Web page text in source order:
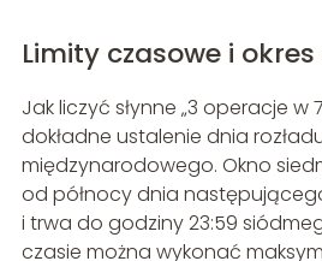
Limity czasowe i okres
Jak liczyć słynne „3 operacje w
dokładne ustalenie dnia
międzynarodowego. Okno
od północy dnia
i trwa do godziny 23:59
czasie można wykonać